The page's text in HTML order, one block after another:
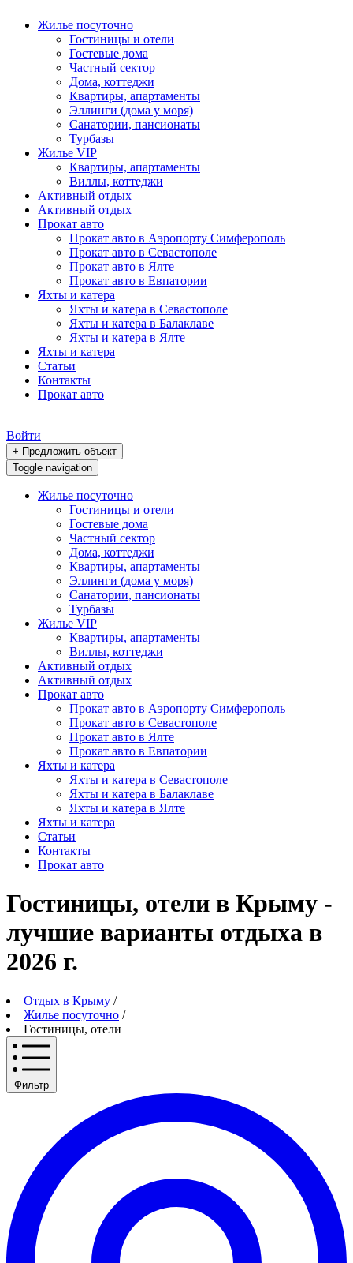
Жилье посуточно
Гостиницы и отели
Гостевые дома
Частный сектор
Дома, коттеджи
Квартиры, апартаменты
Эллинги (дома у моря)
Санатории, пансионаты
Турбазы
Жилье VIP
Квартиры, апартаменты
Виллы, коттеджи
Активный отдых
Активный отдых
Прокат авто
Прокат авто в Аэропорту Симферополь
Прокат авто в Севастополе
Прокат авто в Ялте
Прокат авто в Евпатории
Яхты и катера
Яхты и катера в Севастополе
Яхты и катера в Балаклаве
Яхты и катера в Ялте
Яхты и катера
Статьи
Контакты
Прокат авто
Войти
+ Предложить объект
Toggle navigation
Жилье посуточно
Гостиницы и отели
Гостевые дома
Частный сектор
Дома, коттеджи
Квартиры, апартаменты
Эллинги (дома у моря)
Санатории, пансионаты
Турбазы
Жилье VIP
Квартиры, апартаменты
Виллы, коттеджи
Активный отдых
Активный отдых
Прокат авто
Прокат авто в Аэропорту Симферополь
Прокат авто в Севастополе
Прокат авто в Ялте
Прокат авто в Евпатории
Яхты и катера
Яхты и катера в Севастополе
Яхты и катера в Балаклаве
Яхты и катера в Ялте
Яхты и катера
Статьи
Контакты
Прокат авто
Гостиницы, отели в Крыму -
лучшие варианты отдыха в
2026 г.
Отдых в Крыму /
Жилье посуточно /
Гостиницы, отели
Фильтр